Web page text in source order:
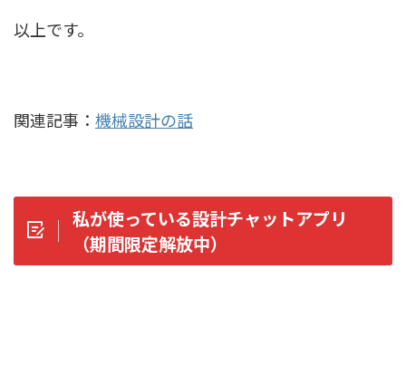
以上です。
関連記事： 機械設計の話
私が使っている設計チャットアプリ
（期間限定解放中）